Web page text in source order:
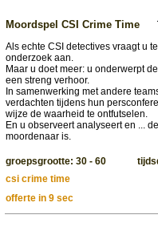
Moordspel CSI Crime Time
Als echte CSI detectives vraagt u
onderzoek aan.
Maar u doet meer: u onderwerpt
een streng verhoor.
In samenwerking met andere
verdachten tijdens hun
wijze de waarheid te ontfutselen.
En u observeert analyseert en ...
moordenaar is.
groepsgrootte: 30 - 60
csi crime time
offerte in 9 sec